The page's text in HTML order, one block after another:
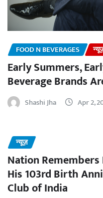
FOOD N BEVERAGES
Early Summers,
Beverage Brands
Shashi Jha Apr 2,
न्यूज़
Nation
His 103rd Birth
Club of India